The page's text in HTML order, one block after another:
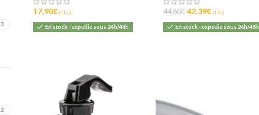
3
2
17,90€(T.T.C).
En stock - expédié sous 24h/48h
44,60€42,39€ (T.T.C).
En stock - expédié sous 24h/48h